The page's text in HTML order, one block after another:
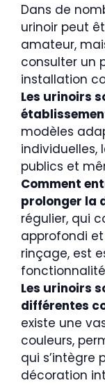
Dans de
urinoir peut
amateur,
consulter un
installation
Les urinoirs
modèles
individuelles,
publics et
Comment
prolonger la
régulier, qui
approfondi
rinçage, est
Les urinoirs
différentes
existe une
couleurs,
qui s’intègre
décoration